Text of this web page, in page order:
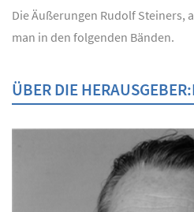
Die Äußerungen Rudolf Steiners,
man in den folgenden Bänden.
ÜBER DIE